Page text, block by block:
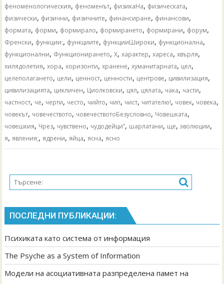
феноменологическия, феноменът, физикаНа, физическата,
физически, физични, физичните, финансиране, финансови,
формата, форми, формирало, формирането, формирани, форум,
Френски, функции:, функциите, функцииШироки, функционална,
функционални, Функционирането,Х,характер,хареса,хвърля,
хилядолетия,хора,хоризонти,хранене,хуманитарната, цел,
целеполагането, цели, ценност, ценности, центрове, цивилизация,
цивилизацията, цикличен, Циолковски, цял, цялата, чака, части,
частност, че, черти, често, чийто, чип, чист, читателю!, човек, човека,
човекът, човечеството, човечествотоБезусловно, Човешката,
човешкия, Чрез, чувствено, чудодейци”, шарлатани, ще,эволюции,
я, явления;, ядрени, яйца, ясна, ясно
ПОСЛЕДНИ ПУБЛИКАЦИИ:
Психиката като система от информация
The Psyche as a System of Information
Модели на асоциативната разпределена памет на